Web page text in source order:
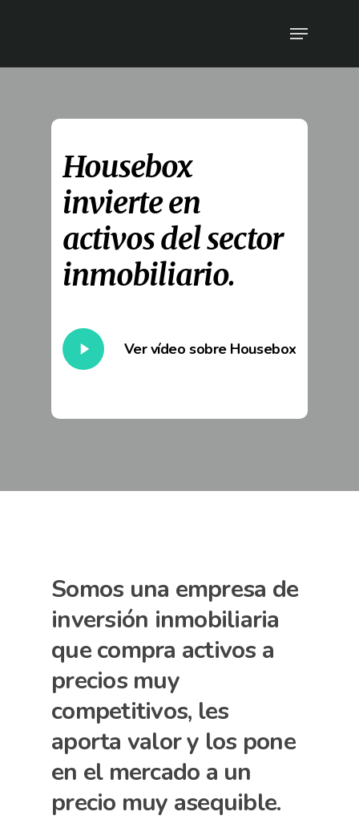
Housebox
invierte en
activos del sector
inmobiliario.
Ver vídeo sobre Housebox
Somos una empresa de
inversión inmobiliaria
que compra activos a
precios muy
competitivos, les
aporta valor y los pone
en el mercado a un
precio muy asequible.